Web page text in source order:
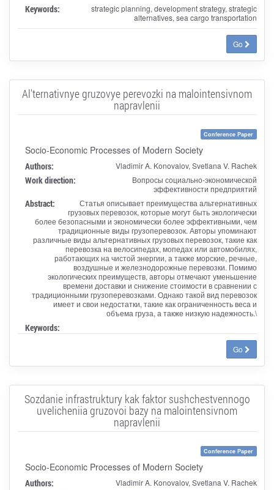
Keywords:
strategic planning, development strategy, strategic
alternatives, sea cargo transportation
Go
Al'ternativnye gruzovye perevozki na malointensivnom
napravlenii
Conference Paper
Socio-Economic Processes of Modern Society
Authors: Vladimir A. Konovalov, Svetlana V. Rachek
Work direction:
Вопросы социально-экономической
эффективности предприятий
Abstract:
Статья описывает преимущества альтернативных
грузовых перевозок, которые могут быть экологически
более безопасными и экономически более эффективными, чем
традиционные виды грузоперевозок. Авторы упоминают
различные виды альтернативных грузовых перевозок, такие как
перевозка на велосипедах, мопедах или автомобилях,
работающих на чистой энергии, а также морские, речные,
воздушные и железнодорожные перевозки. Помимо
экологических преимуществ, авторы отмечают уменьшение
времени доставки и снижение стоимости в сравнении с
традиционными грузоперевозками. Однако такой вид перевозок
имеет и свои недостатки, такие как ограниченность веса и
объема груза, а также низкую надежность.\
Keywords:
Go
Sozdanie infrastruktury kak faktor sushchestvennogo
uvelicheniia gruzovoi bazy na malointensivnom
napravlenii
Conference Paper
Socio-Economic Processes of Modern Society
Authors: Vladimir A. Konovalov, Svetlana V. Rachek